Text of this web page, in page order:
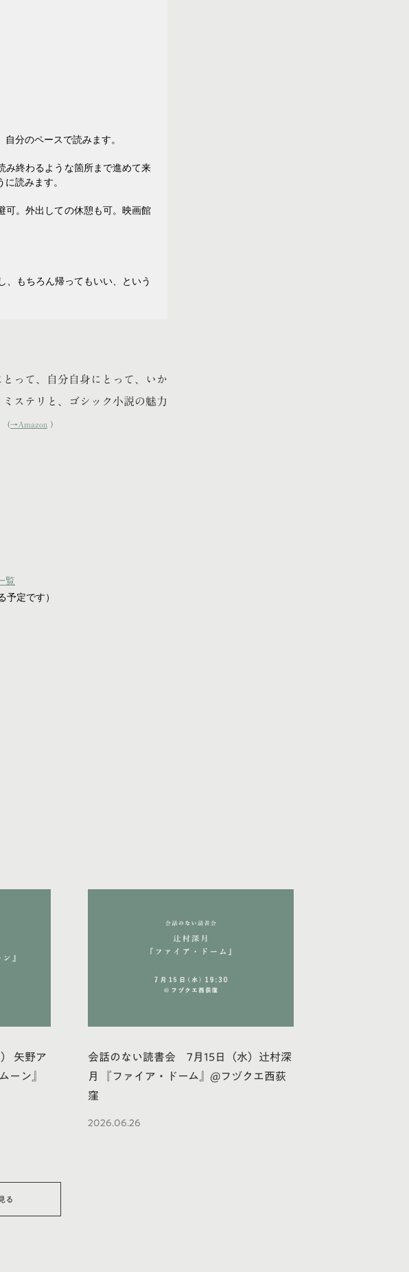
分のペースで読みます。
み終わるような箇所まで進めて来
読みます。
可。外出しての休憩も可。映画館
、もちろん帰ってもいい、という
って、自分自身にとって、いか
ステリと、ゴシック小説の魅力
（→Amazon ）
覧
予定です）
矢野ア
ーン』
会話のない読書会 7月15日（水）辻村深
月 『ファイア・ドーム』@フヅクエ西荻
窪
2026.06.26
る